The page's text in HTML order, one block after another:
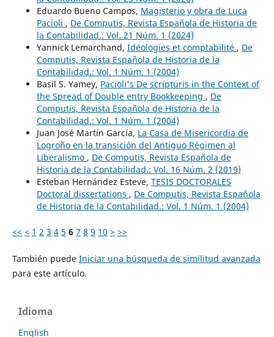
Eduardo Bueno Campos, Magisterio y obra de Luca
Pacioli , De Computis, Revista Española de Historia de
la Contabilidad.: Vol. 21 Núm. 1 (2024)
Yannick Lemarchand, Idéologies et comptabilité , De
Computis, Revista Española de Historia de la
Contabilidad.: Vol. 1 Núm. 1 (2004)
Basil S. Yamey, Pacioli's De scripturis in the Context of
the Spread of Double entry Bookkeeping , De
Computis, Revista Española de Historia de la
Contabilidad.: Vol. 1 Núm. 1 (2004)
Juan José Martín García, La Casa de Misericordia de
Logroño en la transición del Antiguo Régimen al
Liberalismo , De Computis, Revista Española de
Historia de la Contabilidad.: Vol. 16 Núm. 2 (2019)
Esteban Hernández Esteve, TESIS DOCTORALES
Doctoral dissertations , De Computis, Revista Española
de Historia de la Contabilidad.: Vol. 1 Núm. 1 (2004)
<< < 1 2 3 4 5 6 7 8 9 10 > >>
También puede Iniciar una búsqueda de similitud avanzada
para este artículo.
Idioma
English